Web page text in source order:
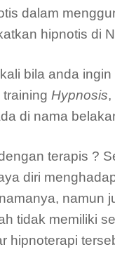
dalam
hipnotis di
bila anda
Hypnosis,
di nama
terapis ?
diri
namun
tidak memiliki
hipnoterapi